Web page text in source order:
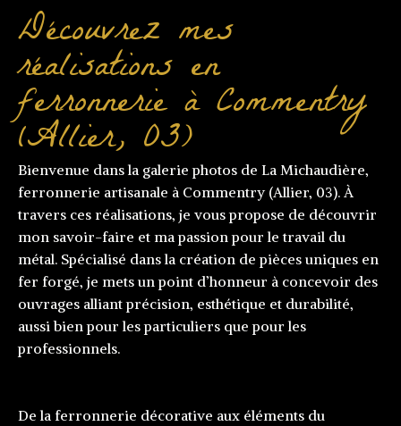
Découvrez mes
réalisations en
ferronnerie à Commentry
(Allier, 03)
Bienvenue dans la galerie photos de La Michaudière,
ferronnerie artisanale à Commentry (Allier, 03). À
travers ces réalisations, je vous propose de découvrir
mon savoir-faire et ma passion pour le travail du
métal. Spécialisé dans la création de pièces uniques en
fer forgé, je mets un point d’honneur à concevoir des
ouvrages alliant précision, esthétique et durabilité,
aussi bien pour les particuliers que pour les
professionnels.
De la ferronnerie décorative aux éléments du